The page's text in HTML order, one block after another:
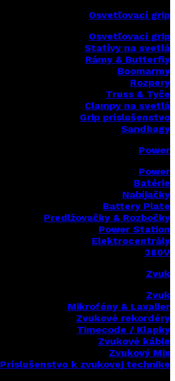
Osvetľovací grip
Osvetľovací grip
Statívy na svetlá
Rámy & Butterfly
Boomarmy
Rozpery
Truss & Tyče
Clampy na svetlá
Grip príslušenstvo
Sandbagy
Power
Power
Batérie
Nabíjačky
Battery Plate
Predlžovačky & Rozbočky
Power Station
Elektrocentrály
380V
Zvuk
Zvuk
Mikrofóny & Lavalier
Zvukové rekordéry
Timecode / Klapky
Zvukové káble
Zvukový Mix
Príslušenstvo k zvukovej technike